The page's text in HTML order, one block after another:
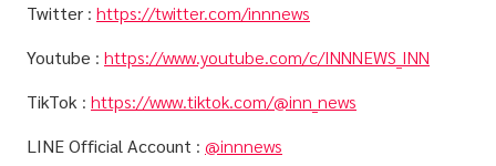
Twitter : https://twitter.com/innnews
Youtube : https://www.youtube.com/c/INNNEWS_INN
TikTok : https://www.tiktok.com/@inn_news
LINE Official Account : @innnews